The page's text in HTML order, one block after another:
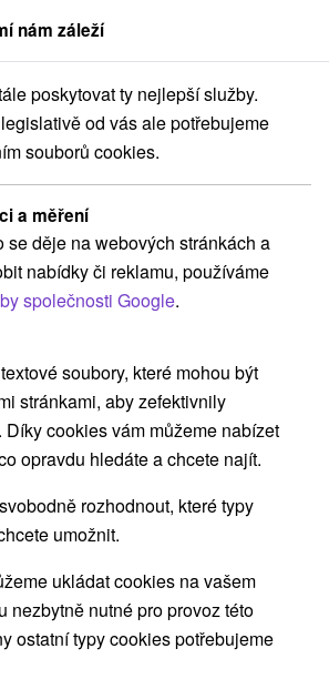
Slovensko Žilinský kraj Jasenová
Chaty na prenájom(2)
nebo termín
NEJDRAŽŠÍ
nám záleží
poskytovat ty nejlepší služby.
od vás ale potřebujeme
souborů cookies.
a měření
se děje na webových stránkách a
nabídky či reklamu, používáme
společnosti Google.
soubory, které mohou být
stránkami, aby zefektivnily
cookies vám můžeme nabízet
opravdu hledáte a chcete najít.
rozhodnout, které typy
umožnit.
ukládat cookies na vašem
nezbytně nutné pro provoz této
ostatní typy cookies potřebujeme